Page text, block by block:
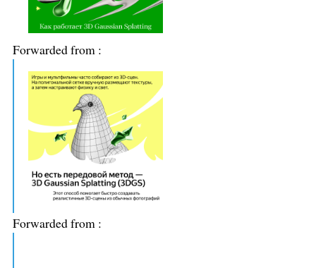
Forwarded from :
Forwarded from :